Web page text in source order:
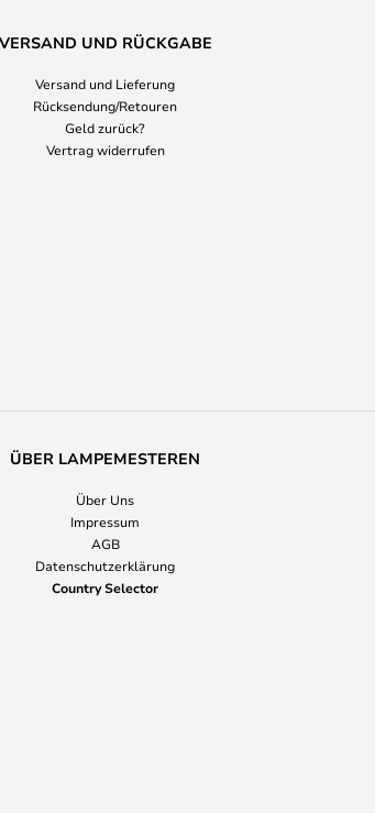
VERSAND UND RÜCKGABE
Versand und Lieferung
Rücksendung/Retouren
Geld zurück?
Vertrag widerrufen
ÜBER LAMPEMESTEREN
Über Uns
Impressum
AGB
Datenschutzerklärung
Country Selector